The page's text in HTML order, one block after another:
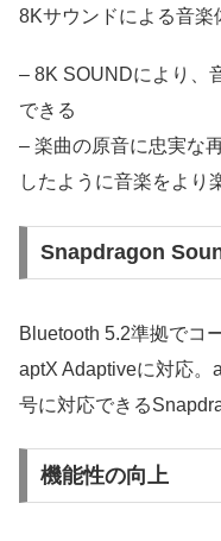
8Kサウンドによる音楽
– 8K SOUNDにより、
できる
– 楽曲の原音に忠実な
したように音楽をより
Snapdragon
Bluetooth 5.2準拠でコ
aptX Adaptiveに対応。
号に対応できる
機能性の向上